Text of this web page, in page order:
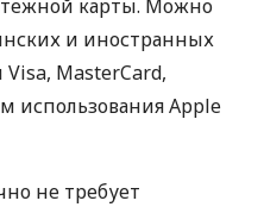
карты. Можно
и иностранных
MasterCard,
использования Apple
не требует